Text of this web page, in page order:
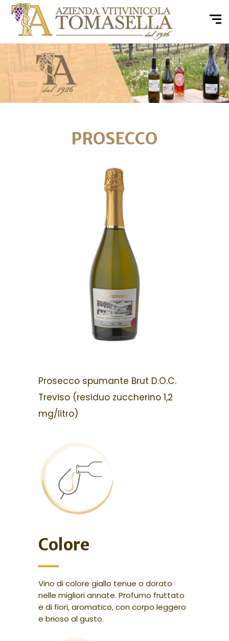
PROSECCO
Prosecco spumante Brut D.O.C.
Treviso (residuo zuccherino 1,2
mg/litro)
Colore
Vino di colore giallo tenue o dorato
nelle migliori annate. Profumo fruttato
e di fiori, aromatico, con corpo leggero
e brioso al gusto.